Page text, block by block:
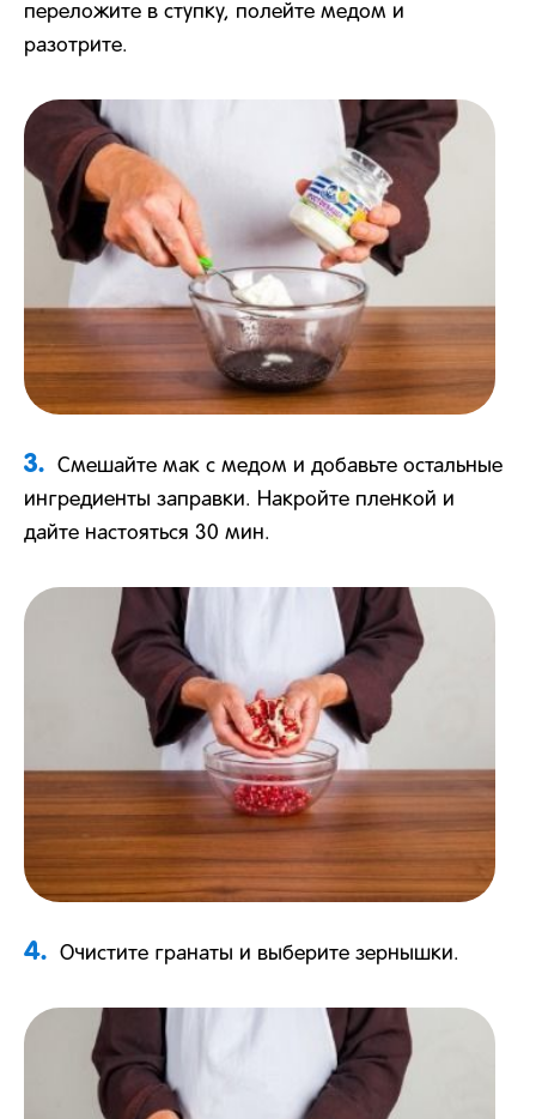
переложите в ступку, полейте медом и
разотрите.
3.
Смешайте мак с медом и добавьте остальные
ингредиенты заправки. Накройте пленкой и
дайте настояться 30 мин.
4. Очистите гранаты и выберите зернышки.